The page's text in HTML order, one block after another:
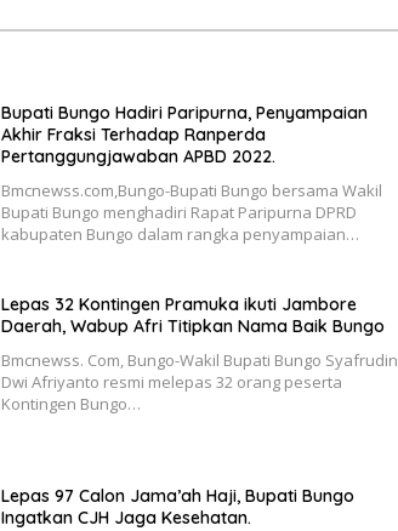
Bupati Bungo Hadiri Paripurna, Penyampaian
Akhir Fraksi Terhadap Ranperda
Pertanggungjawaban APBD 2022.
Bmcnewss.com,Bungo-Bupati Bungo bersama Wakil
Bupati Bungo menghadiri Rapat Paripurna DPRD
kabupaten Bungo dalam rangka penyampaian…
Lepas 32 Kontingen Pramuka ikuti Jambore
Daerah, Wabup Afri Titipkan Nama Baik Bungo
Bmcnewss. Com, Bungo-Wakil Bupati Bungo Syafrudin
Dwi Afriyanto resmi melepas 32 orang peserta
Kontingen Bungo…
Lepas 97 Calon Jama’ah Haji, Bupati Bungo
Ingatkan CJH Jaga Kesehatan.